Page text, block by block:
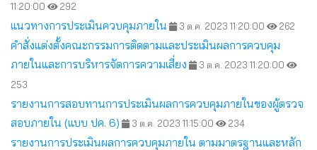
11:20:00
292
แนวทางการประเมินควบคุมภายใน 3 ต.ค. 2023 11:20:00 262
คำสั่งแต่งตั้งคณะกรรมการติดตามและประเมินผลการควบคุม
ภายในและการบริหารจัดการความเสี่ยง
3 ต.ค. 2023 11:20:00
253
รายงานการสอบทานการประเมินผลการควบคุมภายในของผู้ตรวจ
สอบภายใน (แบบ ปค. 6)
3 ต.ค. 2023 11:15:00 234
รายงานการประเมินผลการควบคุมภายใน ตามมาตรฐานและหลัก